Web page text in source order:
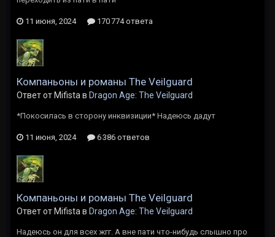
11 июня, 2024 170 774 ответа
Компаньоны и романы The Veilguard
Ответ от Mifista в Dragon Age: The Veilguard
*Покосилась в сторону инквизиции* Надеюсь дадут
11 июня, 2024 6 386 ответов
Компаньоны и романы The Veilguard
Ответ от Mifista в Dragon Age: The Veilguard
Надеюсь он для всех жгг. А вне пати что-нибудь слышно про